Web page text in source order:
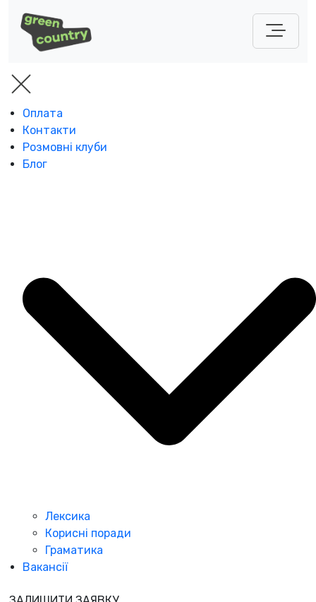
Оплата
Контакти
Розмовні клуби
Блог
Лексика
Корисні поради
Граматика
Вакансії